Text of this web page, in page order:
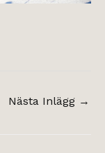
Nästa Inlägg →